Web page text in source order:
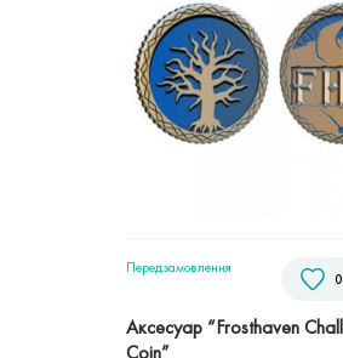
0
Передзамовлення
Аксесуар “Frosthaven